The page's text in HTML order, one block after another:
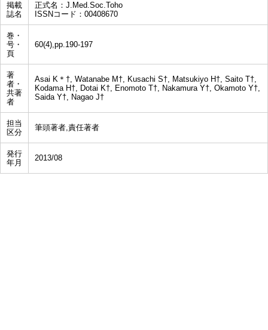
掲載
誌名
正式名：J.Med.Soc.Toho
ISSNコード：00408670
巻・
号・
頁
60(4),pp.190-197
著
者・
共著
者
Asai K＊†, Watanabe M†, Kusachi S†, Matsukiyo H†, Saito T†,
Kodama H†, Dotai K†, Enomoto T†, Nakamura Y†, Okamoto Y†,
Saida Y†, Nagao J†
担当
区分
筆頭著者,責任著者
発行
年月
2013/08